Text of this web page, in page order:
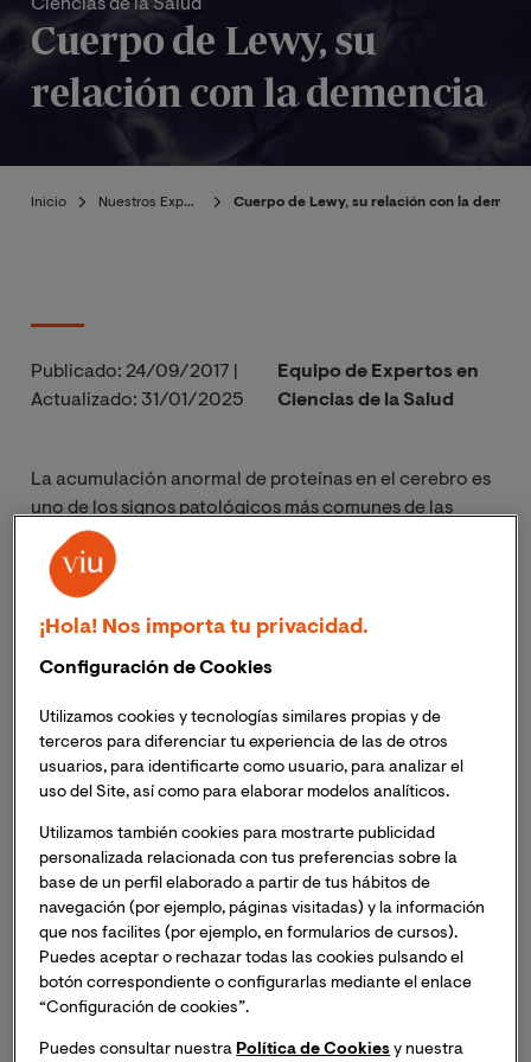
Ciencias de la Salud
Cuerpo de Lewy, su
relación con la demencia
Inicio Nuestros Expertos Cuerpo de Lewy, su relación con la
Publicado: 24/09/2017
Actualizado: 31/01/2025
Equipo de Expertos en
Ciencias de la Salud
La acumulación anormal de proteínas en el cerebro es
uno de los signos patológicos más comunes de las
enfermedades neurodegenerativas que
con demencia
amiloide pierden su forma original y terminan
resultando tóxicas a las neuronas.
demencia con cuerpos de Lewy. En estos dos últimos
casos el agregado proteico patológico se ha
denominado cuerpo de Lewy, siendo considerada una
de las causas fundamentales del proceso
neurodegenerativo.
¿Qué es un cuerpo de Lewy?
Descubiertos por el médico alemán Friedrich H. Lewy
en 1912, los cuerpos de Lewy fueron son estructuras
proteicas deforma redondeada
componente fundamental la proteína alfa-sinucleína.
¡Hola! Nos importa tu privacidad.
Configuración de Cookies
Utilizamos cookies y tecnologías similares propias y de
terceros para diferenciar tu experiencia de las de otros
usuarios, para identificarte como usuario, para analizar el
uso del Site, así como para elaborar modelos analíticos.
Utilizamos también cookies para mostrarte publicidad
personalizada relacionada con tus preferencias sobre la
base de un perfil elaborado a partir de tus hábitos de
navegación (por ejemplo, páginas visitadas) y la información
que nos facilites (por ejemplo, en formularios de cursos).
Puedes aceptar o rechazar todas las cookies pulsando el
botón correspondiente o configurarlas mediante el enlace
“Configuración de cookies”.
Puedes consultar nuestra Política de Cookies y nuestra